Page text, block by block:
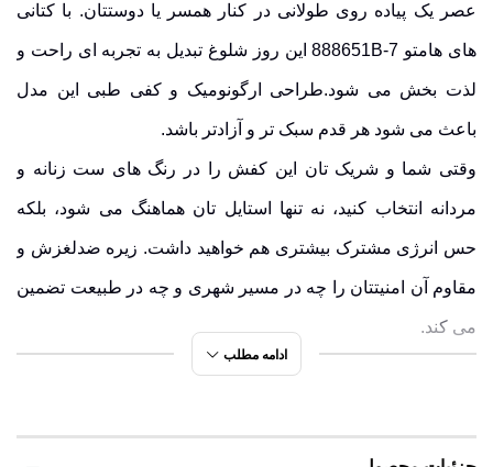
عصر یک پیاده روی طولانی در کنار همسر یا دوستتان. با کتانی
های هامتو 888651B-7 این روز شلوغ تبدیل به تجربه ای راحت و
لذت بخش می شود.طراحی ارگونومیک و کفی طبی این مدل
باعث می شود هر قدم سبک تر و آزادتر باشد.
وقتی شما و شریک تان این کفش را در رنگ های ست زنانه و
مردانه انتخاب کنید، نه تنها استایل تان هماهنگ می شود، بلکه
حس انرژی مشترک بیشتری هم خواهید داشت. زیره ضدلغزش و
مقاوم آن امنیتتان را چه در مسیر شهری و چه در طبیعت تضمین
می کند.
ادامه مطلب